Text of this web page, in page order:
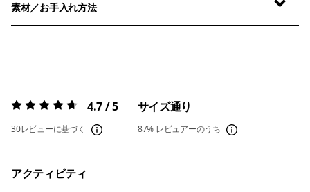
素材／お手入れ方法
評価:4.7 / 5 4.7 / 5
30レビューに基づく
サイズ通り
87% レビュアーのうち
アクティビティ